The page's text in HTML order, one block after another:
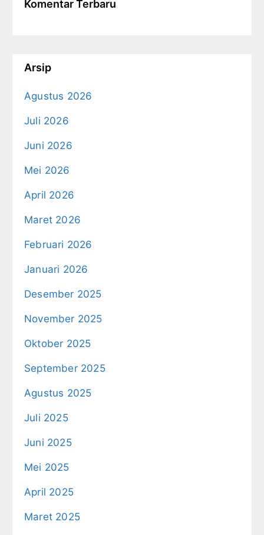
Komentar Terbaru
Arsip
Agustus 2026
Juli 2026
Juni 2026
Mei 2026
April 2026
Maret 2026
Februari 2026
Januari 2026
Desember 2025
November 2025
Oktober 2025
September 2025
Agustus 2025
Juli 2025
Juni 2025
Mei 2025
April 2025
Maret 2025